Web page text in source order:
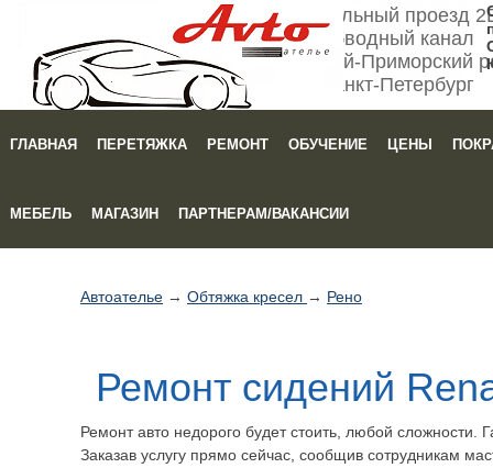
Мебельный проезд
Обводный канал
Кировский-Приморский
Санкт-Петербург
ГЛАВНАЯ ПЕРЕТЯЖКА РЕМОНТ ОБУЧЕНИЕ ЦЕНЫ
МЕБЕЛЬ МАГАЗИН ПАРТНЕРАМ/ВАКАНСИИ
Автоателье → Обтяжка кресел → Рено
Ремонт сидений
Ремонт авто недорого будет стоить, любой сложности.
Заказав услугу прямо сейчас, сообщив сотрудникам